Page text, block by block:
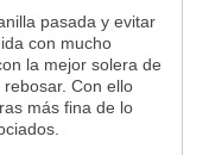
pasada y evitar
con mucho
la mejor solera de
Con ello
más fina de lo